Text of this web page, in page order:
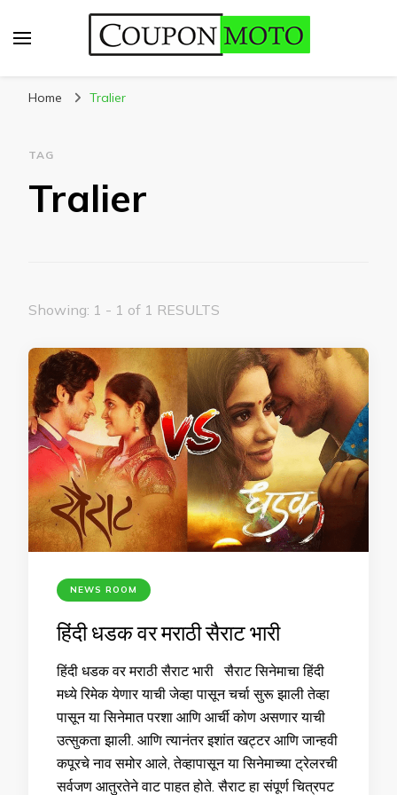
Home Tralier
TAG
Tralier
Showing: 1 - 1 of 1 RESULTS
NEWS ROOM
हिंदी धडक वर मराठी सैराट भारी
हिंदी धडक वर मराठी सैराट भारी सैराट सिनेमाचा हिंदी
मध्ये रिमेक येणार याची जेव्हा पासून चर्चा सुरू झाली तेव्हा
पासून या सिनेमात परशा आणि आर्ची कोण असणार याची
उत्सुकता झाली. आणि त्यानंतर इशांत खट्टर आणि जान्हवी
कपूरचे नाव समोर आले, तेव्हापासून या सिनेमाच्या ट्रेलरची
सर्वजण आतुरतेने वाट पाहत होते. सैराट हा संपूर्ण चित्रपट